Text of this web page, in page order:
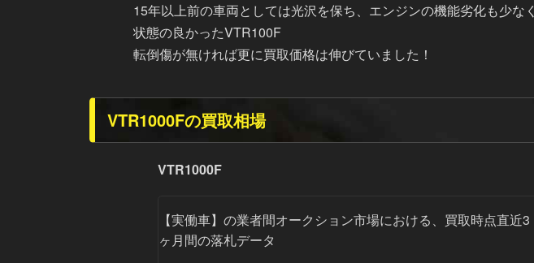
15年以上前の車両としては光沢を保ち、エンジンの機能劣化も少なく
状態の良かったVTR100F
転倒傷が無ければ更に買取価格は伸びていました！
VTR1000Fの買取相場
VTR1000F
【実働車】 の業者間オークション市場における、買取時点直近3
ヶ月間の落札データ